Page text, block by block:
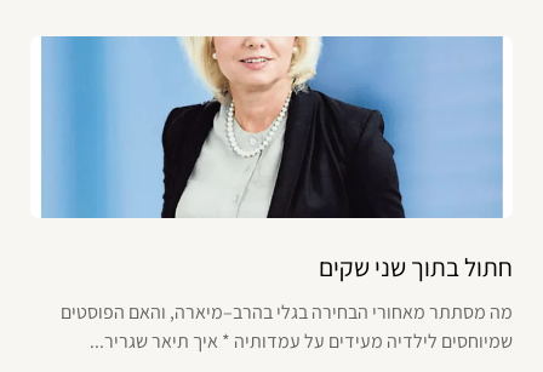
חתול בתוך שני שקים
מה מסתתר מאחורי הבחירה בגלי בהרב–מיארה, והאם הפוסטים
שמיוחסים לילדיה מעידים על עמדותיה * איך תיאר שגריר...